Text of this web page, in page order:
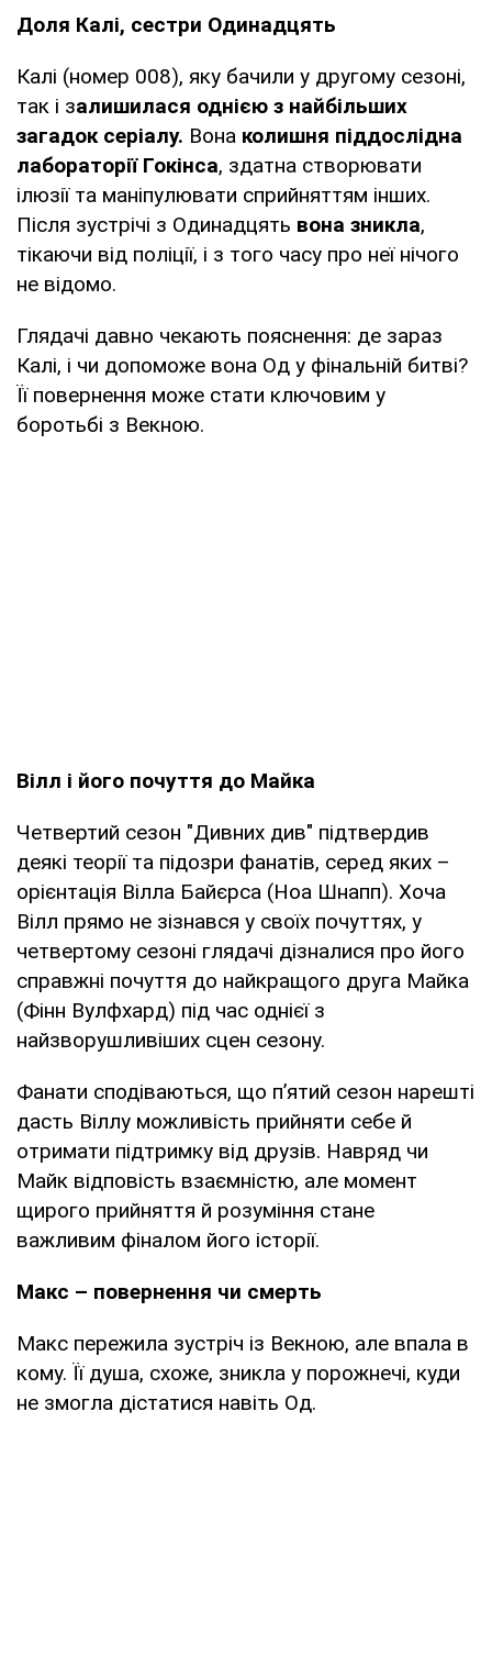
Доля Калі, сестри Одинадцять
Калі (номер 008), яку бачили у другому сезоні,
так і залишилася однією з найбільших
загадок серіалу. Вона колишня піддослідна
лабораторії Гокінса, здатна створювати
ілюзії та маніпулювати сприйняттям інших.
Після зустрічі з Одинадцять вона зникла,
тікаючи від поліції, і з того часу про неї нічого
не відомо.
Глядачі давно чекають пояснення: де зараз
Калі, і чи допоможе вона Од у фінальній битві?
Її повернення може стати ключовим у
боротьбі з Векною.
Вілл і його почуття до Майка
Четвертий сезон "Дивних див" підтвердив
деякі теорії та підозри фанатів, серед яких –
орієнтація Вілла Байєрса (Ноа Шнапп). Хоча
Вілл прямо не зізнався у своїх почуттях, у
четвертому сезоні глядачі дізналися про його
справжні почуття до найкращого друга Майка
(Фінн Вулфхард) під час однієї з
найзворушливіших сцен сезону.
Фанати сподіваються, що п’ятий сезон нарешті
дасть Віллу можливість прийняти себе й
отримати підтримку від друзів. Навряд чи
Майк відповість взаємністю, але момент
щирого прийняття й розуміння стане
важливим фіналом його історії.
Макс – повернення чи смерть
Макс пережила зустріч із Векною, але впала в
кому. Її душа, схоже, зникла у порожнечі, куди
не змогла дістатися навіть Од.